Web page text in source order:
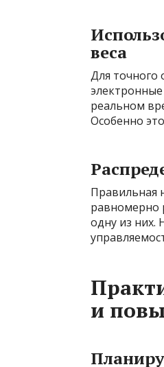
веса
Для точного
реальном
Особенно
Правильная
равномерно
одну из них.
и